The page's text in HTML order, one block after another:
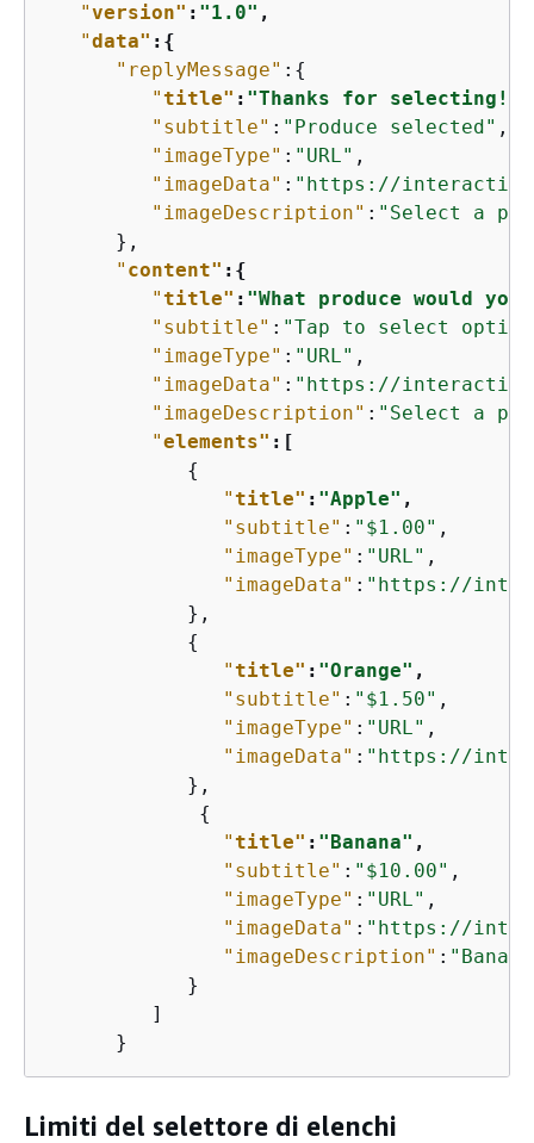
"version" : "1.0" ,
"data" : {
"replyMessage" : {
"title" : "Thanks for selecting!"
"subtitle" : "Produce selected" ,
"imageType" : "URL"
"imageData" : "https://interactive-
"imageDescription" : "Select a
      },
" content" : {
"title" : "What produce would
"subtitle" : "Tap to select
"imageType" : "URL"
"imageData" : "https://interactive-
"imageDescription" : "Select a
"elements" :[
{
"title" : "Apple" ,
"subtitle" : "$1.00" ,
"imageType" : "URL" ,
"imageData" : "https://
            },
{
"title" : "Orange" ,
"subtitle" : "$1.50" ,
"imageType" : "URL"
"imageData" : "https://
            },
{
"title" : "Banana" ,
"subtitle" : "$10.00" ,
"imageType" : "URL"
"imageData" : "https://
"imageDescription" :
            }
         ]
      }
Limiti del selettore di elenchi